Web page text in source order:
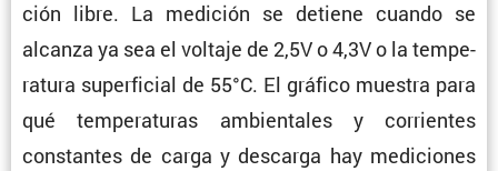
ción libre. La medición se detiene cuando se
alcanza ya sea el voltaje de 2,5V o 4,3V o la tempe­
ra­tura super­fi­cial de 55°C. El gráfico muestra para
qué tempe­ra­turas ambien­tales y corrientes
constantes de carga y descarga hay mediciones